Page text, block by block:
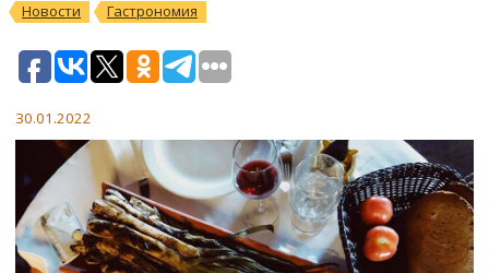
Новости Гастрономия
30.01.2022